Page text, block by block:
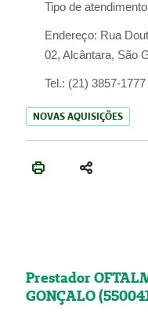
Tipo de
Endereço: Rua
02, Alcântara, São
Tel.: (21) 3857-
NOVAS AQUISIÇÕES
Prestador
GONÇALO